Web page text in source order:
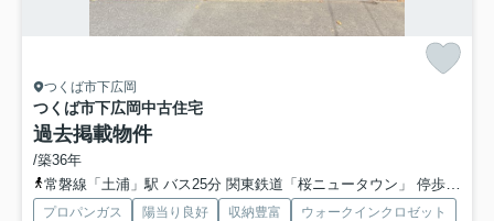
つくば市下広岡
つくば市下広岡中古住宅
過去掲載物件
/築36年
常磐線「土浦」駅 バス25分 関東鉄道「桜ニュータウン」 停歩4分
プロパンガス 陽当り良好 収納豊富
ウォークインクロゼット